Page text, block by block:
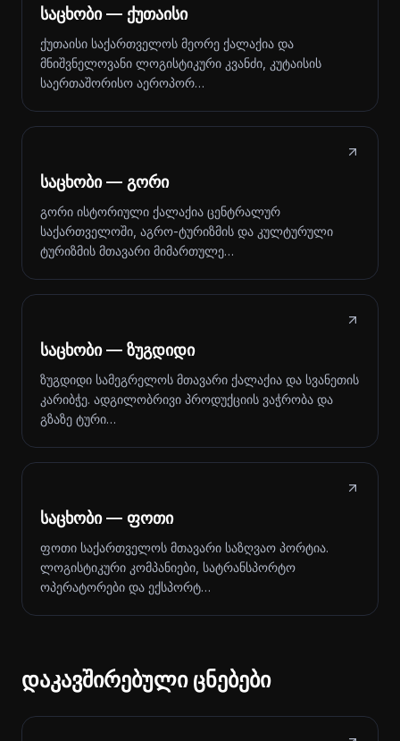
საცხობი — ქუთაისი
ქუთაისი საქართველოს მეორე ქალაქია და
მნიშვნელოვანი ლოგისტიკური კვანძი, კუტაისის
საერთაშორისო აეროპორ…
საცხობი — გორი
გორი ისტორიული ქალაქია ცენტრალურ
საქართველოში, აგრო-ტურიზმის და კულტურული
ტურიზმის მთავარი მიმართულე…
საცხობი — ზუგდიდი
ზუგდიდი სამეგრელოს მთავარი ქალაქია და სვანეთის
კარიბჭე. ადგილობრივი პროდუქციის ვაჭრობა და
გზაზე ტური…
საცხობი — ფოთი
ფოთი საქართველოს მთავარი საზღვაო პორტია.
ლოგისტიკური კომპანიები, სატრანსპორტო
ოპერატორები და ექსპორტ…
დაკავშირებული ცნებები